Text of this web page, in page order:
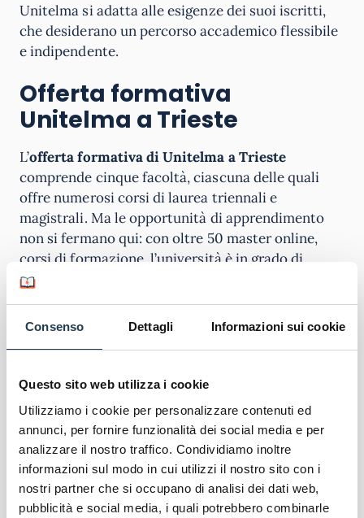
Consenso Dettagli Informazioni sui cookie
Questo sito web utilizza i cookie
Utilizziamo i cookie per personalizzare contenuti ed
annunci, per fornire funzionalità dei social media e per
analizzare il nostro traffico. Condividiamo inoltre
informazioni sul modo in cui utilizzi il nostro sito con i
nostri partner che si occupano di analisi dei dati web,
pubblicità e social media, i quali potrebbero combinarle
Unitelma si adatta alle esigenze dei suoi iscritti,
che desiderano un percorso accademico flessibile
e indipendente.
Offerta formativa
Unitelma a Trieste
L’offerta formativa di Unitelma a Trieste
comprende cinque facoltà, ciascuna delle quali
offre numerosi corsi di laurea triennali e
magistrali. Ma le opportunità di apprendimento
non si fermano qui: con oltre 50 master online,
corsi di formazione, l’università è in grado di
soddisfare le esigenze di chi intende laurearsi o
lavoro. La
piattaforma e-learning di Unitelma
didattico e attività pratiche, oltre a stimolare le
L’esperienza di apprendimento offerta da
Unitelma garantisce a tutti la possibilità di
raggiungere i propri obiettivi educativi senza
troppi sforzi.